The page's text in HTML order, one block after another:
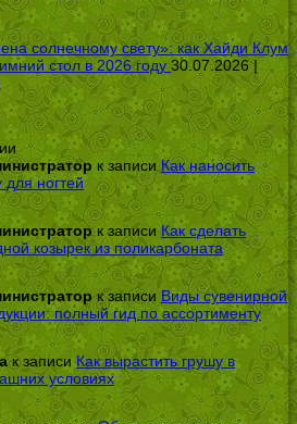
солнечному свету»: как Хайди Клум
стол в 2026 году 30.07.2026 |
к записи Как наносить
для ногтей
к записи Как сделать
козырек из поликарбоната
к записи Виды сувенирной
полный гид по ассортименту
к записи Как вырастить грушу в
условиях